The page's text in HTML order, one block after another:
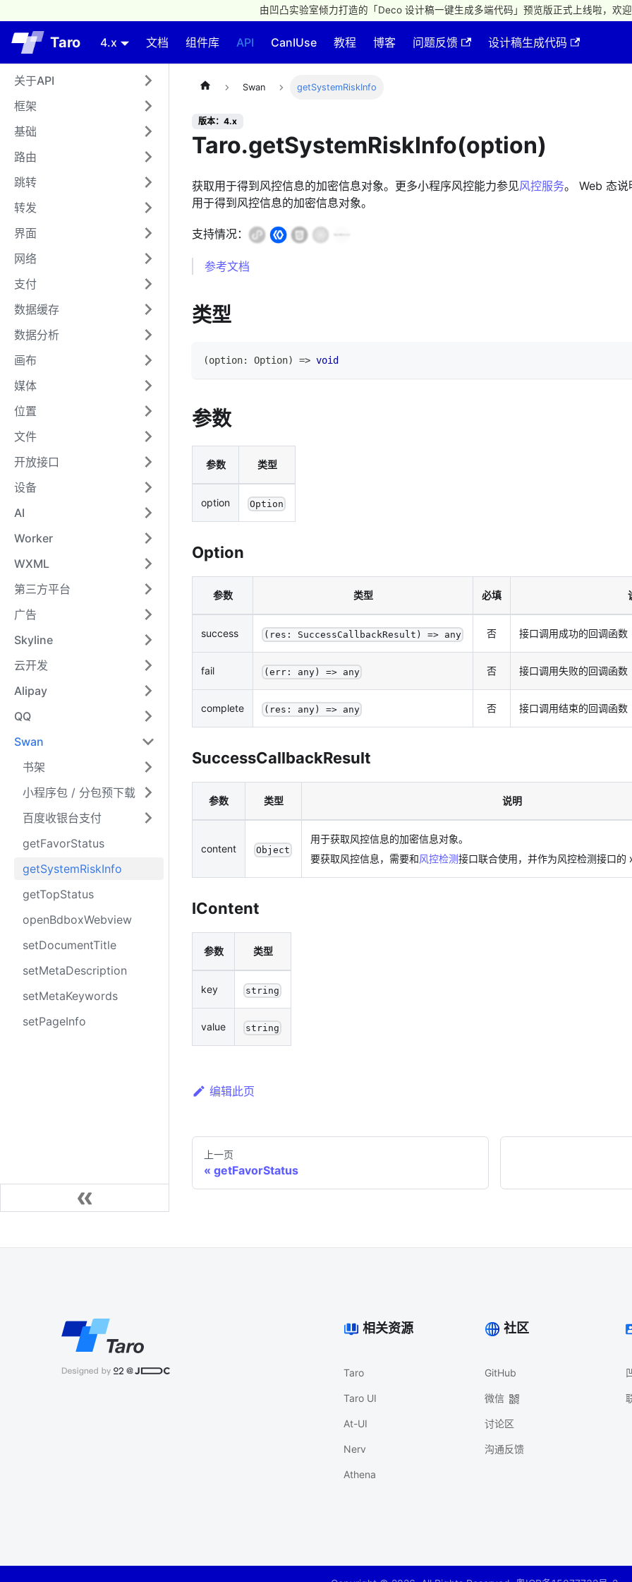
由凹凸实验室倾力打造的「Deco 设计稿一键生成多端代码」预览版正式上线啦，欢迎
Taro 4.x 文档 组件库 API CanIUse 教程 博客 问题反馈 设计稿生成代码
关于API
框架
基础
路由
跳转
转发
界面
网络
支付
数据缓存
数据分析
画布
媒体
位置
文件
开放接口
设备
AI
Worker
WXML
第三方平台
广告
Skyline
云开发
Alipay
QQ
Swan
书架
小程序包 / 分包预下载
百度收银台支付
getFavorStatus
getSystemRiskInfo
getTopStatus
openBdboxWebview
setDocumentTitle
setMetaDescription
setMetaKeywords
setPageInfo
Swan getSystemRiskInfo
版本：4.x
Taro.getSystemRiskInfo(option)
获取用于得到风控信息的加密信息对象。更多小程序风控能力参见风控服务。 Web 态说
用于得到风控信息的加密信息对象。
支持情况：
参考文档
类型
(option: Option) => void
参数
参数 类型
option Option
Option
参数 类型 必填
success (res: SuccessCallbackResult) => any 否 接口调用成功的回调函数
fail (err: any) => any 否 接口调用失败的回调函数
complete (res: any) => any 否 接口调用结束的回调函
SuccessCallbackResult
参数 类型 说明
content Object
用于获取风控信息的加密信息对象。
要获取风控信息，需要和风控检测接口联合使用，并作为风控检测接口
IContent
参数 类型
key string
value string
编辑此页
上一页
getFavorStatus
相关资源
Taro
Taro UI
At-UI
Nerv
Athena
社区
GitHub
微信
讨论区
沟通反馈